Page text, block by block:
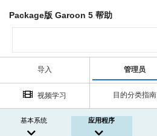
Package版 Garoon 5 帮助
导入 管理员
视频学习 目的分类指南
基本系统 应用程序